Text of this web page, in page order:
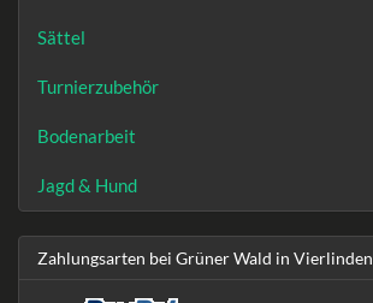
Sättel
Turnierzubehör
Bodenarbeit
Jagd & Hund
Zahlungsarten bei Grüner Wald in Vierlinden